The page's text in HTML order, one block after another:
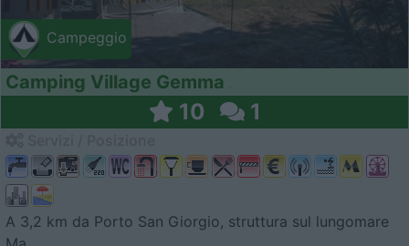
Campeggio
Camping Village Gemma
10 1
A 3,2 km da Porto San Giorgio, struttura sul lungomare